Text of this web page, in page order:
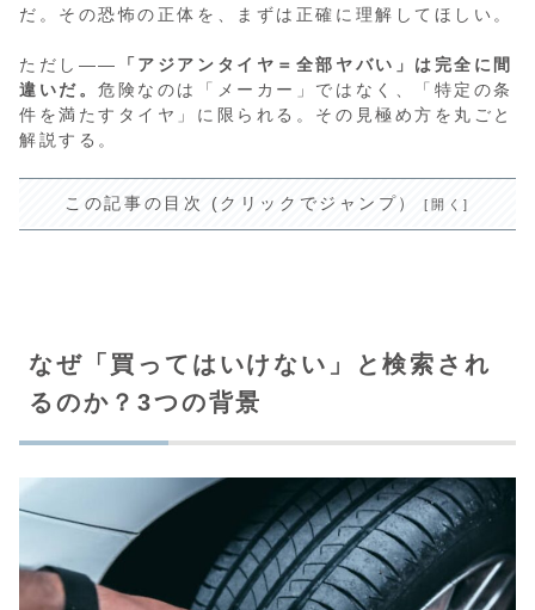
だ。その恐怖の正体を、まずは正確に理解してほしい。
ただし——
「アジアンタイヤ＝全部ヤバい」は完全に間
違いだ。危険なのは「メーカー」ではなく、「特定の条
件を満たすタイヤ」に限られる。その見極め方を丸ごと
解説する。
この記事の目次 (クリックでジャンプ）
なぜ「買ってはいけない」と検索され
るのか？3つの背景